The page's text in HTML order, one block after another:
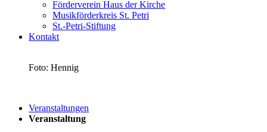
Förderverein Haus der Kirche
Musikförderkreis St. Petri
St.-Petri-Stiftung
Kontakt
Foto: Hennig
Veranstaltungen
Veranstaltung